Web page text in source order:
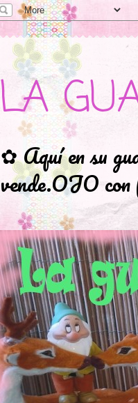
LA
✿ Aquí en su
vende.OJO